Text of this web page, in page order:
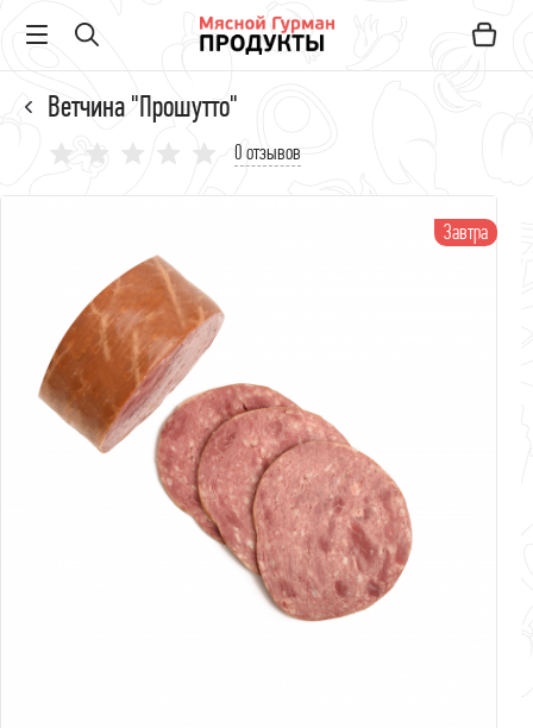
Ветчина "Прошутто"
0 отзывов
Завтра